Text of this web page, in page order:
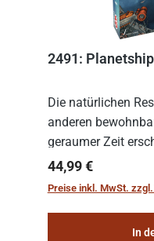
2491:
Die natürlichen
anderen
geraumer Zeit
sichern, wurden
„Weltenschiffe“
Regulärer Preis:
44,99 €
Preise inkl. MwSt.
In